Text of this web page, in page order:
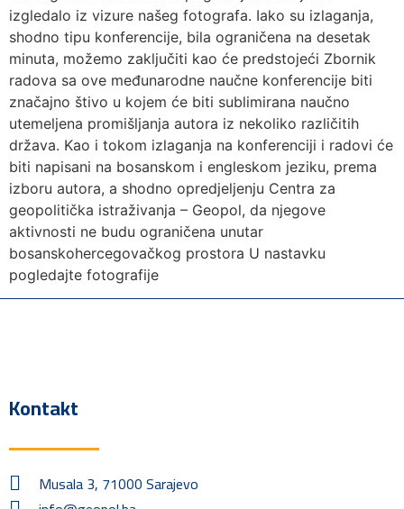
izgledalo iz vizure našeg fotografa. Iako su izlaganja,
shodno tipu konferencije, bila ograničena na desetak
minuta, možemo zaključiti kao će predstojeći Zbornik
radova sa ove međunarodne naučne konferencije biti
značajno štivo u kojem će biti sublimirana naučno
utemeljena promišljanja autora iz nekoliko različitih
država. Kao i tokom izlaganja na konferenciji i radovi će
biti napisani na bosanskom i engleskom jeziku, prema
izboru autora, a shodno opredjeljenju Centra za
geopolitička istraživanja – Geopol, da njegove
aktivnosti ne budu ograničena unutar
bosanskohercegovačkog prostora U nastavku
pogledajte fotografije
Kontakt
Musala 3, 71000 Sarajevo